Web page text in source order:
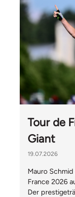
Tour de
Giant
19.07.2026
Mauro
France 2026
Der